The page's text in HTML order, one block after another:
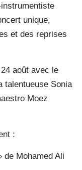
unique,
et des reprises
août avec le
talentueuse Sonia
Moez
:
de Mohamed Ali